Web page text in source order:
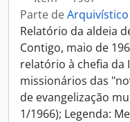
Parte deArquivístico
Relatório da aldeia
Contigo, maio de
relatório à chefia da
missionários das
de evangelização
1/1966); Legenda: